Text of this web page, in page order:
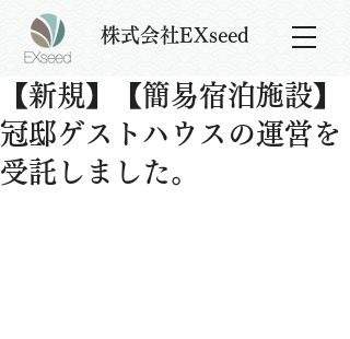
株式会社EXseed
【新規】【簡易宿泊施設】
冠邸ゲストハウスの運営を
受託しました。